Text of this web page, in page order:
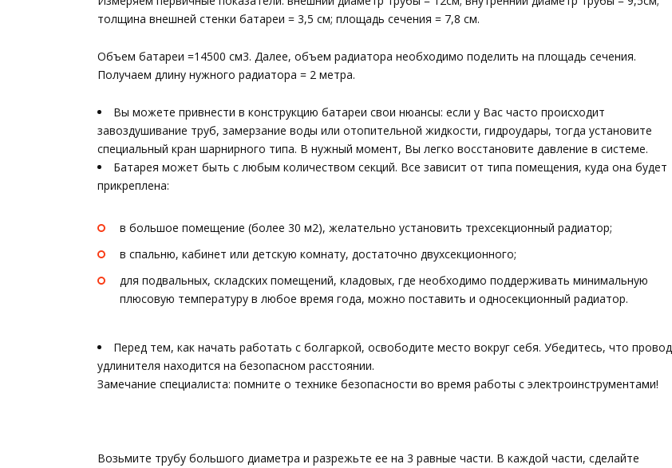
толщина внешней стенки батареи = 3,5 см; площадь сечения = 7,8 см.
Объем батареи =14500 см3. Далее, объем радиатора необходимо поделить на площадь сечения.
Получаем длину нужного радиатора = 2 метра.
Вы можете привнести в конструкцию батареи свои нюансы: если у Вас часто происходит
завоздушивание труб, замерзание воды или отопительной жидкости, гидроудары, тогда установите
специальный кран шарнирного типа. В нужный момент, Вы легко восстановите давление в системе.
Батарея может быть с любым количеством секций. Все зависит от типа помещения, куда она будет
прикреплена:
в большое помещение (более 30 м2), желательно установить трехсекционный радиатор;
в спальню, кабинет или детскую комнату, достаточно двухсекционного;
для подвальных, складских помещений, кладовых, где необходимо поддерживать минимальную
плюсовую температуру в любое время года, можно поставить и односекционный радиатор.
Перед тем, как начать работать с болгаркой, освободите место вокруг себя. Убедитесь, что провод
удлинителя находится на безопасном расстоянии.
Замечание специалиста: помните о технике безопасности во время работы с электроинструментами!
Возьмите трубу большого диаметра и разрежьте ее на 3 равные части. В каждой части, сделайте